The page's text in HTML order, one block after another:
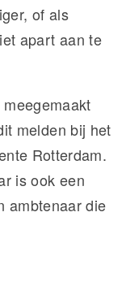
of als
apart aan te
melden bij het
Rotterdam.
is ook een
ambtenaar die